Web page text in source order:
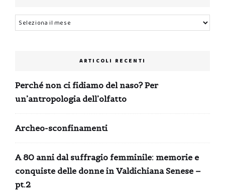
Archivi
ARTICOLI RECENTI
Perché non ci fidiamo del naso? Per
un’antropologia dell’olfatto
Archeo-sconfinamenti
A 80 anni dal suffragio femminile: memorie e
conquiste delle donne in Valdichiana Senese –
pt.2